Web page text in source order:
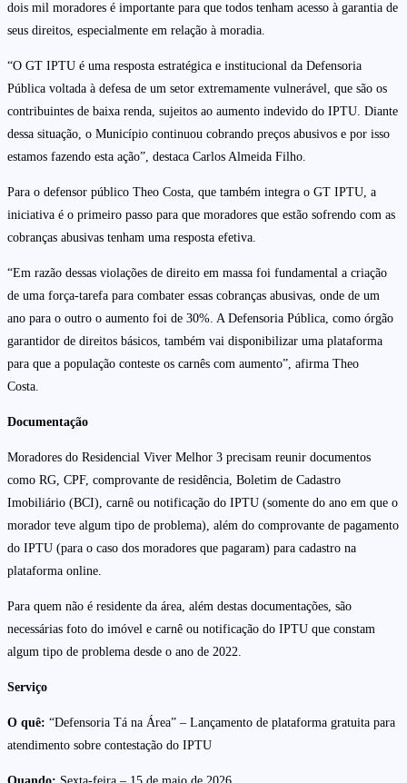
dois mil moradores é importante para que todos tenham acesso à garantia de
seus direitos, especialmente em relação à moradia.
“O GT IPTU é uma resposta estratégica e institucional da Defensoria
Pública voltada à defesa de um setor extremamente vulnerável, que são os
contribuintes de baixa renda, sujeitos ao aumento indevido do IPTU. Diante
dessa situação, o Município continuou cobrando preços abusivos e por isso
estamos fazendo esta ação”, destaca Carlos Almeida Filho.
Para o defensor público Theo Costa, que também integra o GT IPTU, a
iniciativa é o primeiro passo para que moradores que estão sofrendo com as
cobranças abusivas tenham uma resposta efetiva.
“Em razão dessas violações de direito em massa foi fundamental a criação
de uma força-tarefa para combater essas cobranças abusivas, onde de um
ano para o outro o aumento foi de 30%. A Defensoria Pública, como órgão
garantidor de direitos básicos, também vai disponibilizar uma plataforma
para que a população conteste os carnês com aumento”, afirma Theo
Costa.
Documentação
Moradores do Residencial Viver Melhor 3 precisam reunir documentos
como RG, CPF, comprovante de residência, Boletim de Cadastro
Imobiliário (BCI), carnê ou notificação do IPTU (somente do ano em que o
morador teve algum tipo de problema), além do comprovante de pagamento
do IPTU (para o caso dos moradores que pagaram) para cadastro na
plataforma online.
Para quem não é residente da área, além destas documentações, são
necessárias foto do imóvel e carnê ou notificação do IPTU que constam
algum tipo de problema desde o ano de 2022.
Serviço
O quê: “Defensoria Tá na Área” – Lançamento de plataforma gratuita para
atendimento sobre contestação do IPTU